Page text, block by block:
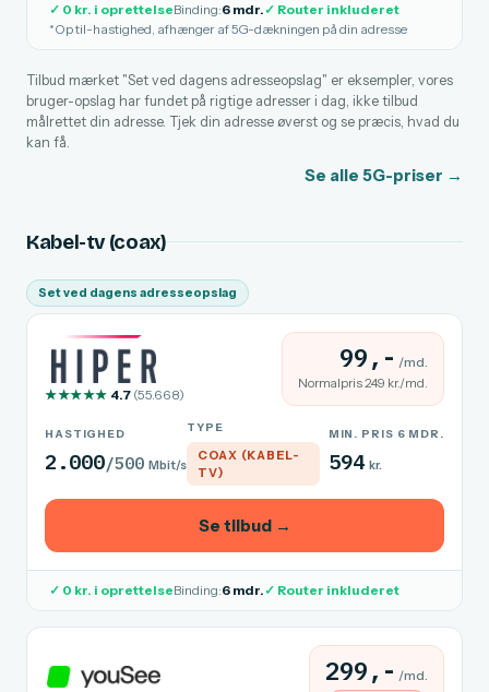
✓ 0 kr. i oprettelseBinding:6 mdr.✓ Router inkluderet
*Op til-hastighed, afhænger af 5G-dækningen på din adresse
Tilbud mærket "Set ved dagens adresseopslag" er eksempler, vores
bruger-opslag har fundet på rigtige adresser i dag, ikke tilbud
målrettet din adresse. Tjek din adresse øverst og se præcis, hvad du
kan få.
Se alle 5G-priser →
Kabel-tv (coax)
Set ved dagens adresseopslag
★★★★★ 4.7 (55.668)
HASTIGHED
2.000/500 Mbit/s
TYPE
COAX (KABEL-
TV)
MIN. PRIS 6 MDR.
594 kr.
99,- /md.
Normalpris 249 kr./md.
Se tilbud →
✓ 0 kr. i oprettelseBinding:6 mdr.✓ Router inkluderet
299,- /md.